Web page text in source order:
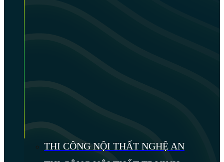
THI CÔNG NỘI THẤT NGHỆ AN